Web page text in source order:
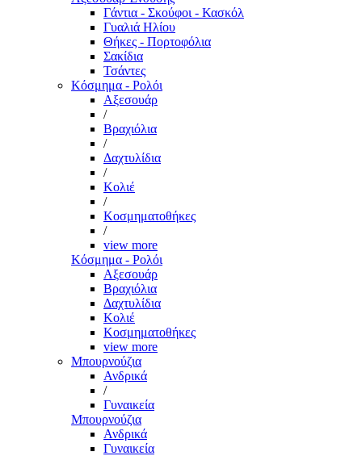
Γάντια - Σκούφοι - Κασκόλ
Γυαλιά Ηλίου
Θήκες - Πορτοφόλια
Σακίδια
Τσάντες
Κόσμημα - Ρολόι
Αξεσουάρ
/
Βραχιόλια
/
Δαχτυλίδια
/
Κολιέ
/
Κοσμηματοθήκες
/
view more
Κόσμημα - Ρολόι
Αξεσουάρ
Βραχιόλια
Δαχτυλίδια
Κολιέ
Κοσμηματοθήκες
view more
Μπουρνούζια
Ανδρικά
/
Γυναικεία
Μπουρνούζια
Ανδρικά
Γυναικεία